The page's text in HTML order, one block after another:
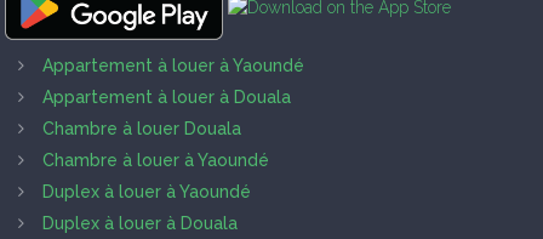
Appartement à louer à Yaoundé
Appartement à louer à Douala
Chambre à louer Douala
Chambre à louer à Yaoundé
Duplex à louer à Yaoundé
Duplex à louer à Douala